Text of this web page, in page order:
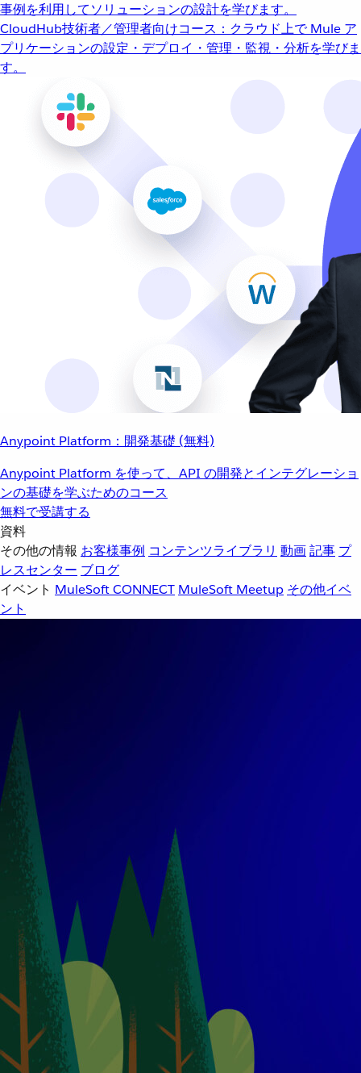
事例を利用してソリューションの設計を学びます。
CloudHub技術者／管理者向けコース：クラウド上で Mule ア
プリケーションの設定・デプロイ・管理・監視・分析を学びま
す。
Anypoint Platform：開発基礎 (無料)
Anypoint Platform を使って、API の開発とインテグレーショ
ンの基礎を学ぶためのコース
無料で受講する
資料
その他の情報 お客様事例 コンテンツライブラリ 動画記事 プ
レスセンター ブログ
イベント MuleSoft CONNECT MuleSoft Meetup その他イベ
ント